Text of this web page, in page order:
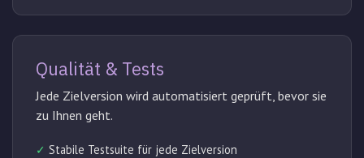
Qualität & Tests
Jede Zielversion wird automatisiert geprüft, bevor sie
zu Ihnen geht.
✓ Stabile Testsuite für jede Zielversion